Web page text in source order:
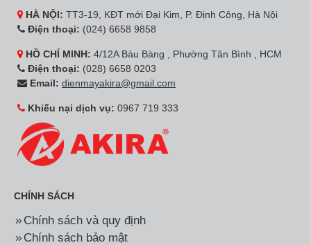
HÀ NỘI: TT3-19, KĐT mới Đại Kim, P. Định Công, Hà Nội
Điện thoại: (024) 6658 9858
HỒ CHÍ MINH: 4/12A Bàu Bàng , Phường Tân Bình , HCM
Điện thoại: (028) 6658 0203
Email: dienmayakira@gmail.com
Khiếu nại dịch vụ: 0967 719 333
CHÍNH SÁCH
Chính sách và quy định
Chính sách bảo mật